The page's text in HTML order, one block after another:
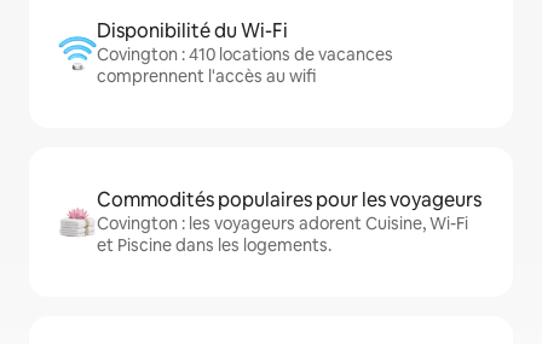
Disponibilité du Wi-Fi
Covington : 410 locations de vacances
comprennent l'accès au wifi
Commodités populaires pour les voyageurs
Covington : les voyageurs adorent Cuisine, Wi-Fi
et Piscine dans les logements.